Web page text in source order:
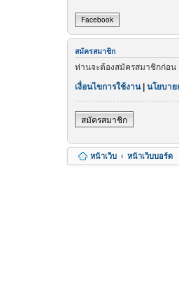
Facebook
สมัครสมาชิก
ท่านจะต้องสมัครสมาชิกก่อน
เงื่อนไขการใช้งาน| นโยบา
สมัครสมาชิก
หน้าเว็บ หน้าเว็บบอร์ด